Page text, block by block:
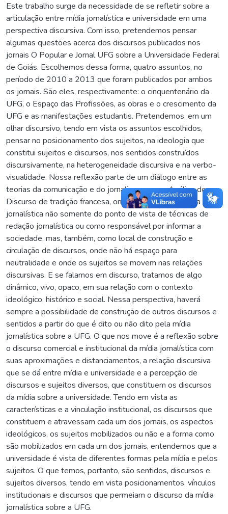
Este trabalho surge da necessidade de se refletir sobre a
articulação entre mídia jornalística e universidade em uma
perspectiva discursiva. Com isso, pretendemos pensar
algumas questões acerca dos discursos publicados nos
jornais O Popular e Jornal UFG sobre a Universidade Federal
de Goiás. Escolhemos dessa forma, quatro assuntos, no
período de 2010 a 2013 que foram publicados por ambos
os jornais. São eles, respectivamente: o cinquentenário da
UFG, o Espaço das Profissões, as obras e o crescimento da
UFG e as manifestações estudantis. Pretendemos, em um
olhar discursivo, tendo em vista os assuntos escolhidos,
pensar no posicionamento dos sujeitos, na ideologia que
constitui sujeitos e discursos, nos sentidos construídos
discursivamente, na heterogeneidade discursiva e na verbo-
visualidade. Nossa reflexão parte de um diálogo entre as
teorias da comunicação e do jornalismo com a Análise do
Discurso de tradição francesa, onde buscamos pensar a mídia
jornalística não somente do ponto de vista de técnicas de
redação jornalística ou como responsável por informar a
sociedade, mas, também, como local de construção e
circulação de discursos, onde não há espaço para
neutralidade e onde os sujeitos se movem nas relações
discursivas. E se falamos em discurso, tratamos de algo
dinâmico, vivo, opaco, em sua relação com o contexto
ideológico, histórico e social. Nessa perspectiva, haverá
sempre a possibilidade de construção de outros discursos e
sentidos a partir do que é dito ou não dito pela mídia
jornalística sobre a UFG. O que nos move é a reflexão sobre
o discurso comercial e institucional da mídia jornalística com
suas aproximações e distanciamentos, a relação discursiva
que se dá entre mídia e universidade e a percepção de
discursos e sujeitos diversos, que constituem os discursos
da mídia sobre a universidade. Tendo em vista as
características e a vinculação institucional, os discursos que
constituem e atravessam cada um dos jornais, os aspectos
ideológicos, os sujeitos mobilizados ou não e a forma como
são mobilizados em cada um dos jornais, entendemos que a
universidade é vista de diferentes formas pela mídia e pelos
sujeitos. O que temos, portanto, são sentidos, discursos e
sujeitos diversos, tendo em vista posicionamentos, vínculos
institucionais e discursos que permeiam o discurso da mídia
jornalística sobre a UFG.